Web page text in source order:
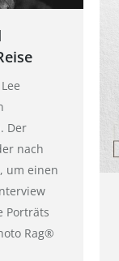
Der
nach
um einen
Porträts
Rag®